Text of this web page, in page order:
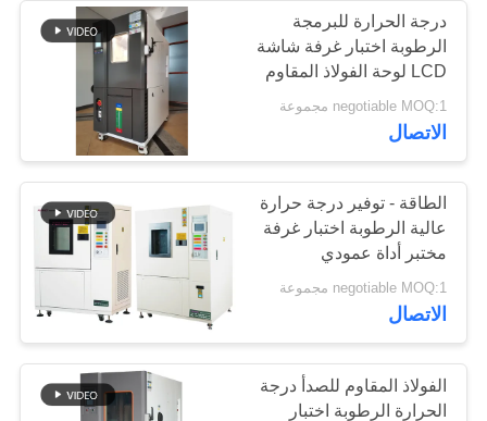
رقابة
جودة
اطلب
اقتباس
خريطة
الموقع
PRIVACY
POLICY
درجة الحرارة للبرمجة
الرطوبة اختبار غرفة شاشة
LCD لوحة الفولاذ المقاوم
للصدأ
negotiable MOQ:1 مجموعة
الاتصال
الطاقة - توفير درجة حرارة
عالية الرطوبة اختبار غرفة
مختبر أداة عمودي
negotiable MOQ:1 مجموعة
الاتصال
الفولاذ المقاوم للصدأ درجة
الحرارة الرطوبة اختبار